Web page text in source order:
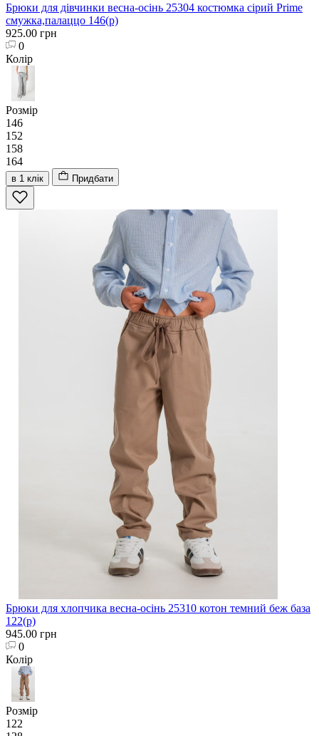
Брюки для дівчинки весна-осінь 25304 костюмка сірий Prime
смужка,палаццо 146(р)
925.00 грн
0
Колір
Розмір
146
152
158
164
в 1 клік Придбати
Брюки для хлопчика весна-осінь 25310 котон темний беж база
122(р)
945.00 грн
0
Колір
Розмір
122